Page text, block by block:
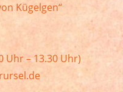
Kügelgen“
Uhr – 13.30 Uhr)